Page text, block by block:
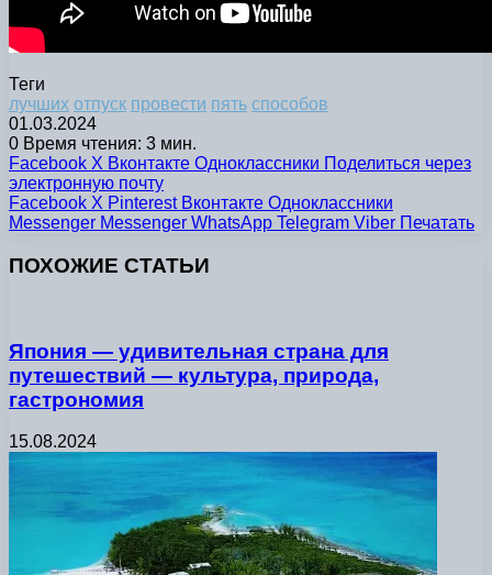
Теги
лучших отпуск провести пять способов
01.03.2024
0 Время чтения: 3 мин.
Facebook X Вконтакте Одноклассники Поделиться через
электронную почту
Facebook X Pinterest Вконтакте Одноклассники
Messenger Messenger WhatsApp Telegram Viber Печатать
ПОХОЖИЕ СТАТЬИ
Япония — удивительная страна для
путешествий — культура, природа,
гастрономия
15.08.2024